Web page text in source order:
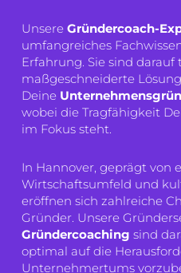
UnsereGründercoach-
umfangreiches
Erfahrung. Sie sind darauf
maßgeschneiderte
Deine
wobei die Tragfähigkeit
im Fokus steht.
In Hannover, geprägt von
Wirtschaftsumfeld und
eröffnen sich zahlreiche
Gründer. Unsere
Gründercoaching sind
optimal auf die
Unternehmertums